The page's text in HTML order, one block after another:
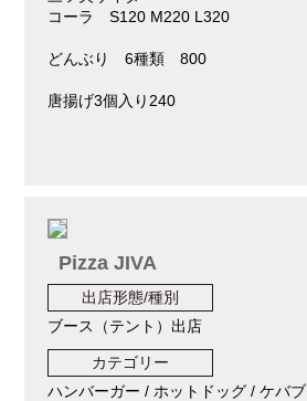
コーラ S120 M220 L320
どんぶり 6種類 800
唐揚げ3個入り240
Pizza JIVA
出店形態/種別
ブース（テント）出店
カテゴリー
ハンバーガー / ホットドッグ / ケバ